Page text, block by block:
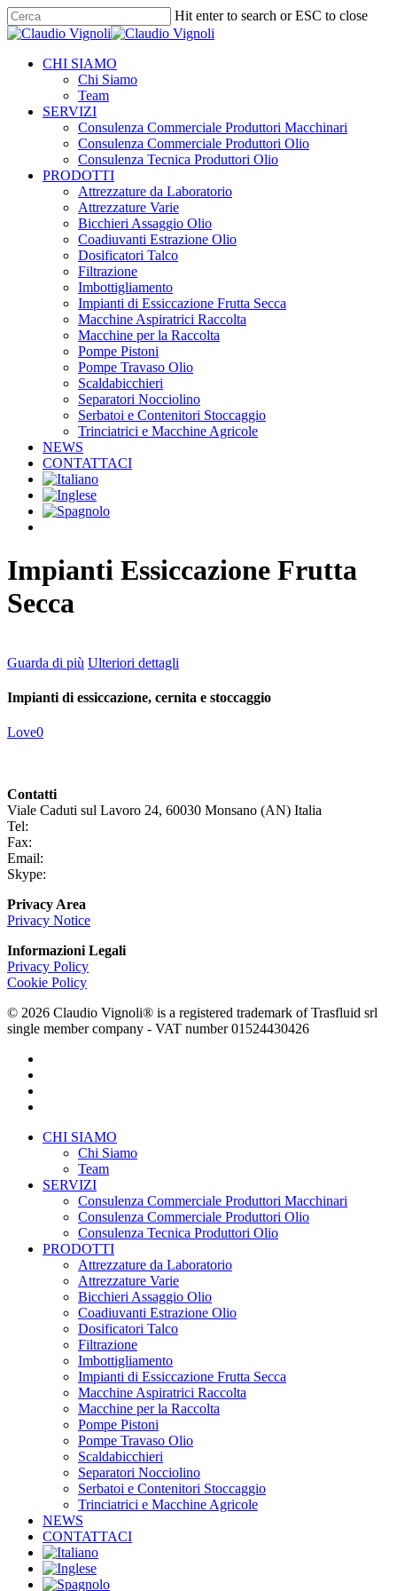
Skip
to
content
Hit enter to search or ESC to close
Close
Menu
CHI SIAMO
Chi Siamo
Team
SERVIZI
Consulenza Commerciale Produttori Macchinari
Consulenza Commerciale Produttori Olio
Consulenza Tecnica Produttori Olio
PRODOTTI
Attrezzature da Laboratorio
Attrezzature Varie
Bicchieri Assaggio Olio
Coadiuvanti Estrazione Olio
Dosificatori Talco
Filtrazione
Imbottigliamento
Impianti di Essiccazione Frutta Secca
Macchine Aspiratrici Raccolta
Macchine per la Raccolta
Pompe Pistoni
Pompe Travaso Olio
Scaldabicchieri
Separatori Nocciolino
Serbatoi e Contenitori Stoccaggio
Trinciatrici e Macchine Agricole
NEWS
CONTATTACI
Impianti Essiccazione Frutta
Secca
Guarda di più Ulteriori dettagli
Impianti di essiccazione, cernita e stoccaggio
Love0
Contatti
Viale Caduti sul Lavoro 24, 60030 Monsano (AN) Italia
Tel:
Fax:
Email:
Skype:
Privacy Area
Privacy Notice
Informazioni Legali
Privacy Policy
Cookie Policy
© 2026 Claudio Vignoli® is a registered trademark of Trasfluid srl
single member company - VAT number 01524430426
Close
CHI SIAMO
Chi Siamo
Team
SERVIZI
Consulenza Commerciale Produttori Macchinari
Consulenza Commerciale Produttori Olio
Consulenza Tecnica Produttori Olio
PRODOTTI
Attrezzature da Laboratorio
Attrezzature Varie
Bicchieri Assaggio Olio
Coadiuvanti Estrazione Olio
Dosificatori Talco
Filtrazione
Imbottigliamento
Impianti di Essiccazione Frutta Secca
Macchine Aspiratrici Raccolta
Macchine per la Raccolta
Pompe Pistoni
Pompe Travaso Olio
Scaldabicchieri
Separatori Nocciolino
Serbatoi e Contenitori Stoccaggio
Trinciatrici e Macchine Agricole
NEWS
CONTATTACI